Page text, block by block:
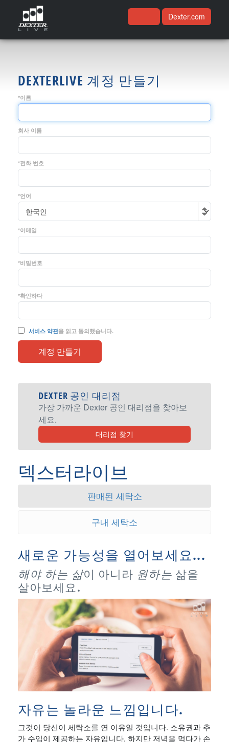
Dexter.com
덱스터라이브
판매된 세탁소
구내 세탁소
새로운 가능성을 열어보세요...
해야 하는 삶이 아니라 원하는 삶을
살아보세요.
자유는 놀라운 느낌입니다.
그것이 당신이 세탁소를 연 이유일 것입니다. 소유권과 추
가 수입이 제공하는 자유입니다. 하지만 저녁을 먹다가 손
DEXTERLIVE 계정 만들기
*이름
회사 이름
*전화 번호
*언어
*이메일
*비밀번호
*확인하다
서비스 약관을 읽고 동의했습니다.
DEXTER 공인 대리점
가장 가까운 Dexter 공인 대리점을 찾아보
세요.
대리점 찾기